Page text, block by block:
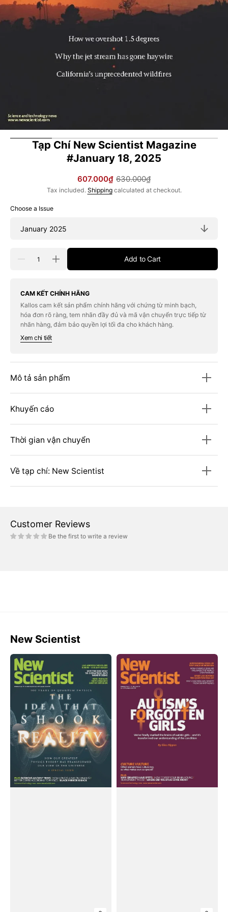
gallery
view
Tạp Chí New Scientist Magazine
#January 18, 2025
Sale
price
607.000₫
Regular
price
630.000₫
Tax included. Shippingcalculated at checkout.
Choose a Issue
Decrease
Chí
Scientist
Magazine
#January
2025
Increase
quantity
Chí
Scientist
Magazine
#January
Add to Cart
CAM KẾT CHÍNH HÃNG
Kallos cam kết sản phẩm chính hãng với chứng từ minh bạch,
hóa đơn rõ ràng, tem nhãn đầy đủ và mã vận chuyển trực tiếp từ
nhãn hàng, đảm bảo quyền lợi tối đa cho khách hàng.
Xem chi tiết
Mô tả sản phẩm
Khuyến cáo
Thời gian vận chuyển
Về tạp chí: New Scientist
Customer Reviews
Be the first to write a review
New Scientist
Tạp
Chí
New
Scientist
Magazine
#April
19,
2025
Tạp
Chí
New
Magazine
#April